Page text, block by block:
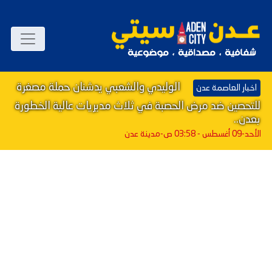
اخبار العاصمة عدن
الوليدي والشعبي يدشنان حملة مصغرة
للتحصين ضد مرض الحصبة في ثلاث مديريات عالية الخطورة
بعدن..
الأحد-09 أغسطس - 03:58 ص -مدينة عدن